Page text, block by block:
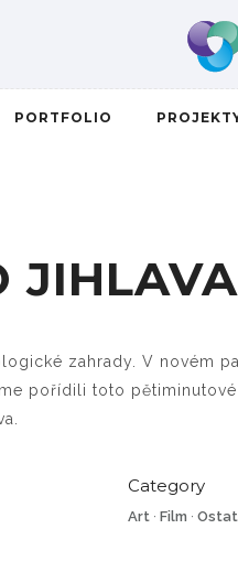
PORTFOLIO
JIHLAVA
zahrady. V novém
pořídili toto
Category
Art· Film ·